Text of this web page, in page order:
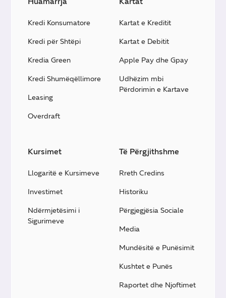
Kredi Konsumatore
Kredi për Shtëpi
Kredia Green
Kredi Shumëqëllimore
Leasing
Overdraft
Kartat e Kreditit
Kartat e Debitit
Apple Pay dhe Gpay
Udhëzim mbi
Përdorimin e Kartave
Kursimet
Llogaritë e Kursimeve
Investimet
Ndërmjetësimi i
Sigurimeve
Të Përgjithshme
Rreth Credins
Historiku
Përgjegjësia Sociale
Media
Mundësitë e Punësimit
Kushtet e Punës
Raportet dhe Njoftimet